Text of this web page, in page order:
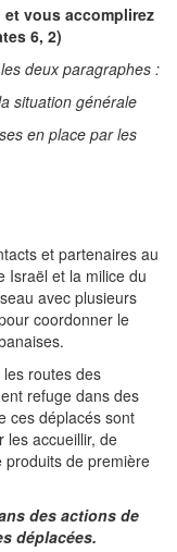
et vous accomplirez
6, 2)
deux paragraphes :
situation générale
en place par les
et partenaires au
Israël et la milice du
avec plusieurs
coordonner le
routes des
refuge dans des
ces déplacés sont
les accueillir, de
produits de première
des actions de
déplacées.